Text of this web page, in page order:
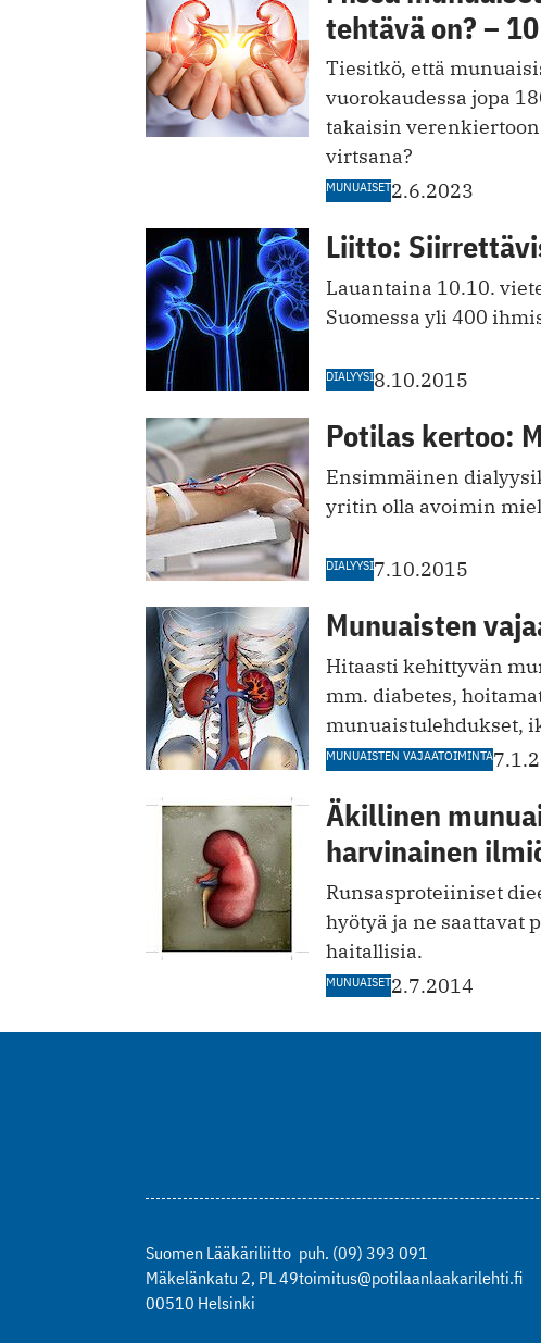
tehtävä on? –
Tiesitkö, että
vuorokaudessa jopa
takaisin
virtsana?
MUNUAISET2.6.2023
Liitto:
Lauantaina 10.10.
Suomessa yli 400
DIALYYSI8.10.2015
Potilas kertoo:
Ensimmäinen
yritin olla avoimin
DIALYYSI7.10.2015
Munuaisten
Hitaasti kehittyvän
mm. diabetes,
munuaistulehdukset,
MUNUAISTEN VAJAATOIMINTA
Äkillinen
harvinainen
Runsasproteiiniset
hyötyä ja ne saattavat
haitallisia.
MUNUAISET2.7.2014
Suomen Lääkäriliitto
Mäkelänkatu 2, PL 49
00510 Helsinki
puh. (09) 393 091
toimitus@potilaanlaakarilehti.fi